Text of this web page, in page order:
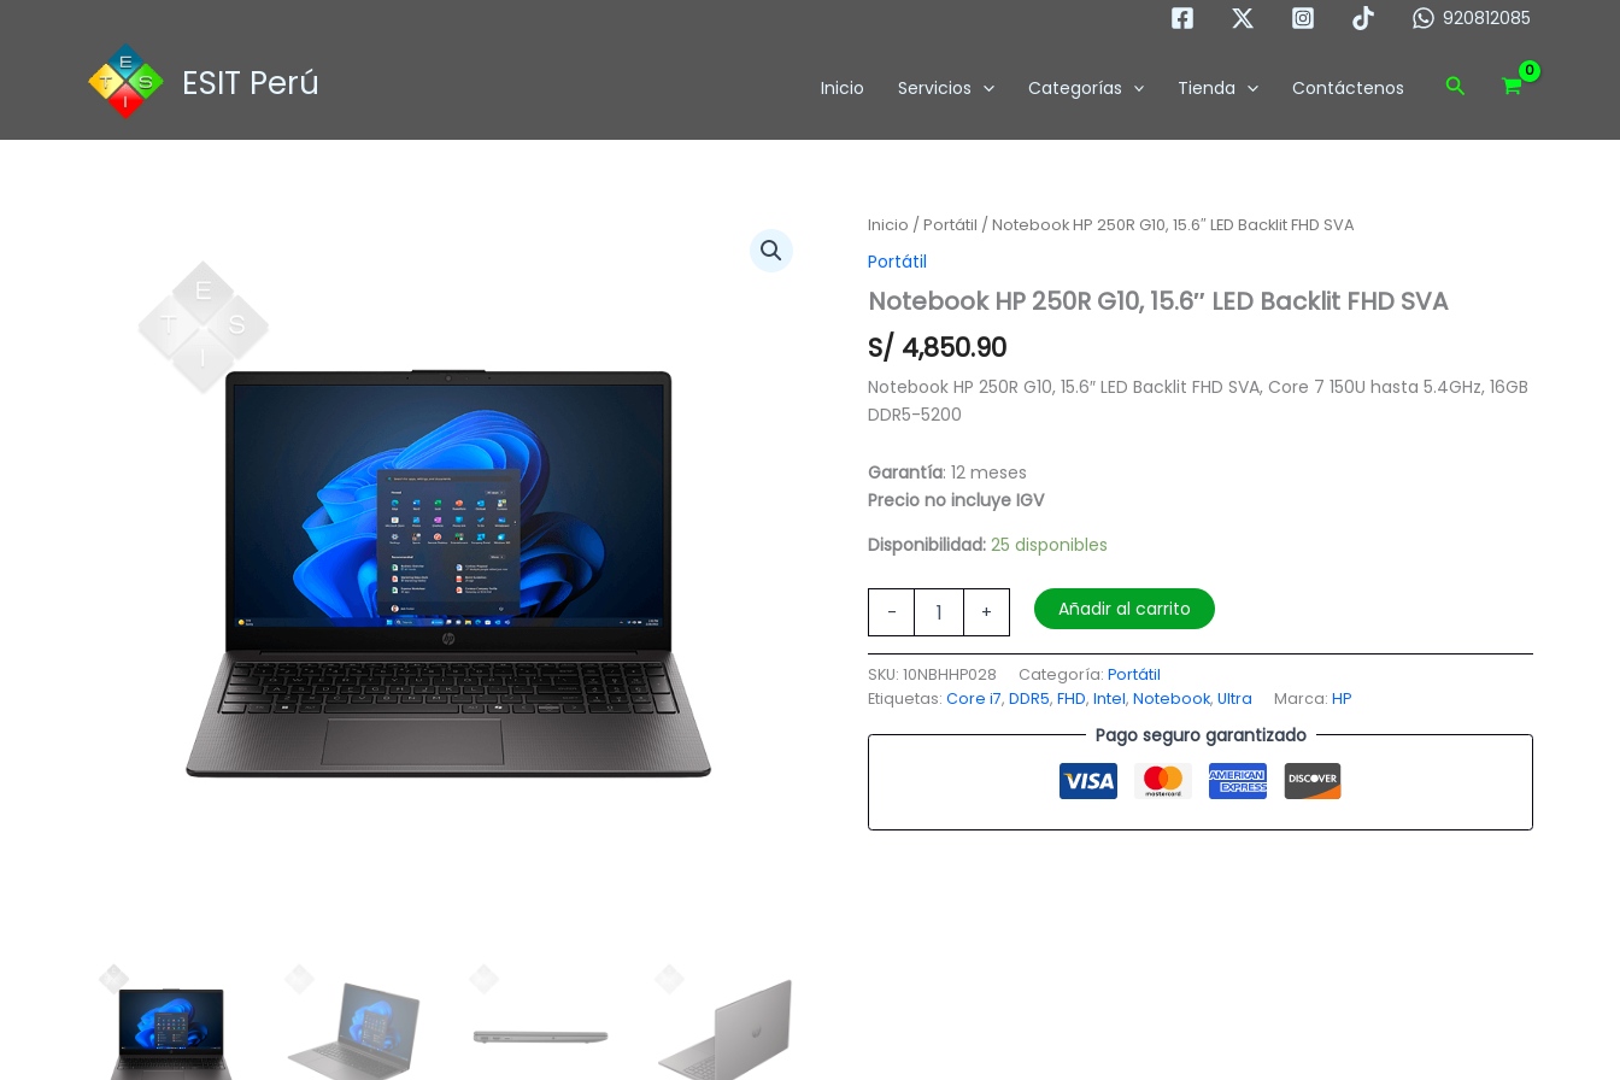
920812085
ESIT Perú Inicio Servicios Categorías Tienda Contáctenos Buscar
Inicio / Portátil / Notebook HP 250R G10, 15.6″ LED Backlit FHD SVA
Portátil
Notebook HP 250R G10, 15.6″ LED Backlit FHD SVA
S/ 4,850.90
Notebook HP 250R G10, 15.6″ LED Backlit FHD SVA, Core 7 150U hasta 5.4GHz, 16GB
DDR5-5200
Garantía: 12 meses
Precio no incluye IGV
Disponibilidad: 25 disponibles
-
Notebook
250R
G10,
LED
Backlit
FHD
SVA
+ Añadir al carrito
SKU: 10NBHHP028 Categoría: Portátil
Etiquetas: Core i7, DDR5, FHD, Intel, Notebook, Ultra Marca: HP
Pago seguro garantizado
15.6"
FHD
cantidad